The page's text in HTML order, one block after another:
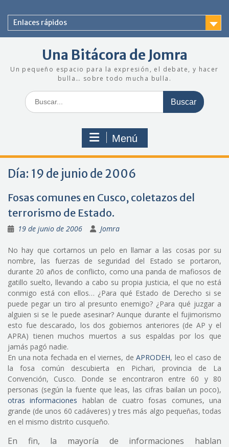
contenido
Enlaces rápidos
Una Bitácora de Jomra
Un pequeño espacio para la expresión, el debate, y hacer
bulla… sobre todo mucha bulla.
Buscar:
Menú
Día: 19 de junio de 2006
Fosas comunes en Cusco, coletazos del
terrorismo de Estado.
19 de junio de 2006 Jomra
No hay que cortarnos un pelo en llamar a las cosas por su
nombre, las fuerzas de seguridad del Estado se portaron,
durante 20 años de conflicto, como una panda de mafiosos de
gatillo suelto, llevando a cabo su propia justicia, el que no está
conmigo está con ellos… ¿Para qué Estado de Derecho si se
puede pegar un tiro al presunto enemigo? ¿Para qué juzgar a
alguien si se le puede asesinar? Aunque durante el fujimorismo
esto fue descarado, los dos gobiernos anteriores (de AP y el
APRA) tienen muchos muertos a sus espaldas por los que
jamás pagó nadie.
En una nota fechada en el viernes, de APRODEH, leo el caso de
la fosa común descubierta en Pichari, provincia de La
Convención, Cusco. Donde se encontraron entre 60 y 80
personas (según la fuente que leas, las cifras bailan un poco),
otras informaciones hablan de cuatro fosas comunes, una
grande (de unos 60 cadáveres) y tres más algo pequeñas, todas
en el mismo distrito cusqueño.
En fin, la mayoría de informaciones hablan